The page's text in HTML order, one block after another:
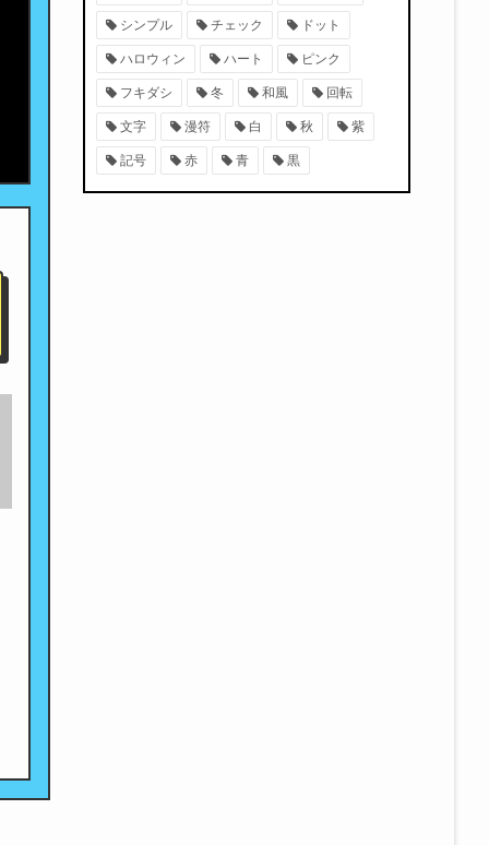
シンプル チェック ドット
ハロウィン ハート ピンク
フキダシ 冬 和風 回転
文字 漫符 白 秋 紫
記号 赤 青 黒